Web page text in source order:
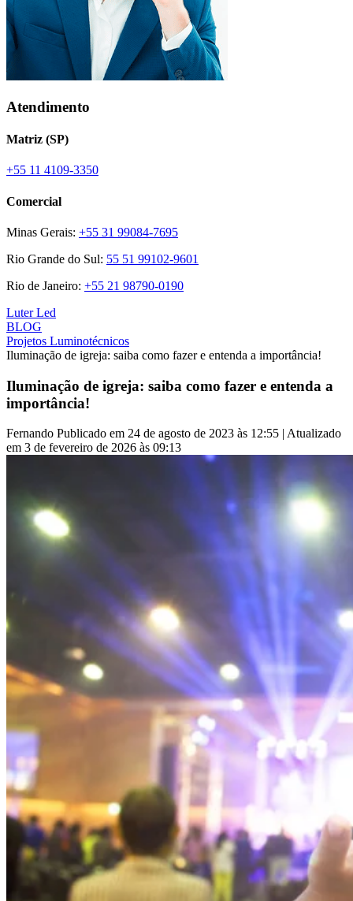
Atendimento
Matriz (SP)
+55 11 4109-3350
Comercial
Minas Gerais: +55 31 99084-7695
Rio Grande do Sul: 55 51 99102-9601
Rio de Janeiro: +55 21 98790-0190
Luter Led
BLOG
Projetos Luminotécnicos
Iluminação de igreja: saiba como fazer e entenda a importância!
Iluminação de igreja: saiba como fazer e entenda a
importância!
Fernando Publicado em 24 de agosto de 2023 às 12:55 | Atualizado
em 3 de fevereiro de 2026 às 09:13